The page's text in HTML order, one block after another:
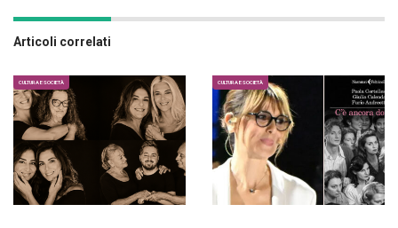
Articoli correlati
CULTURA E SOCIETÀ CULTURA E SOCIETÀ